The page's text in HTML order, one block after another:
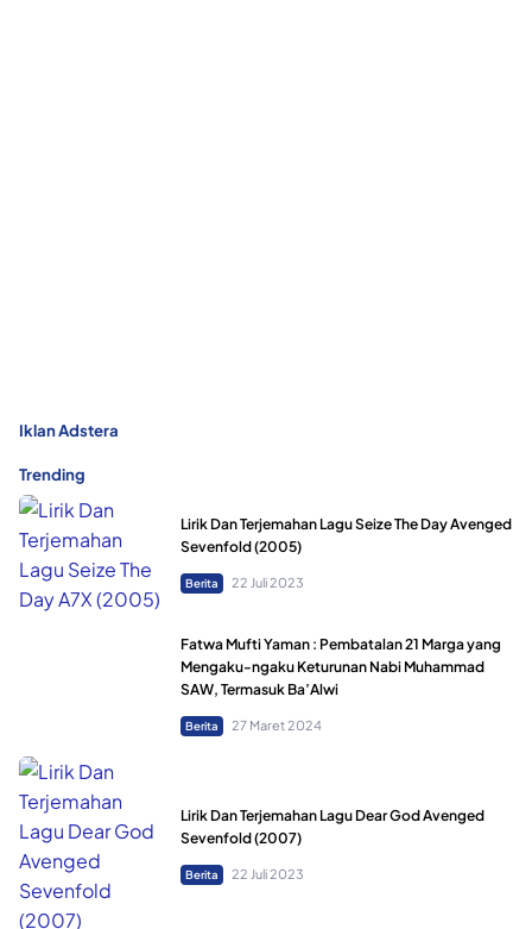
Iklan Adstera
Trending
Lirik Dan Terjemahan Lagu Seize The Day Avenged
Sevenfold (2005)
Berita 22 Juli 2023
Fatwa Mufti Yaman : Pembatalan 21 Marga yang
Mengaku-ngaku Keturunan Nabi Muhammad
SAW, Termasuk Ba’Alwi
Berita 27 Maret 2024
Lirik Dan Terjemahan Lagu Dear God Avenged
Sevenfold (2007)
Berita 22 Juli 2023